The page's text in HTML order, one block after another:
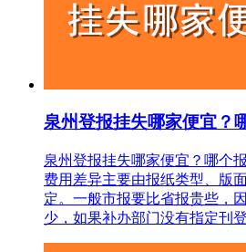
泉州登报挂失哪家便宜？
泉州登报挂失哪家便宜？哪个
费用差异主要由报纸类型、版
定。一般市报要比省报贵些，
少，如果补办部门没有指定刊